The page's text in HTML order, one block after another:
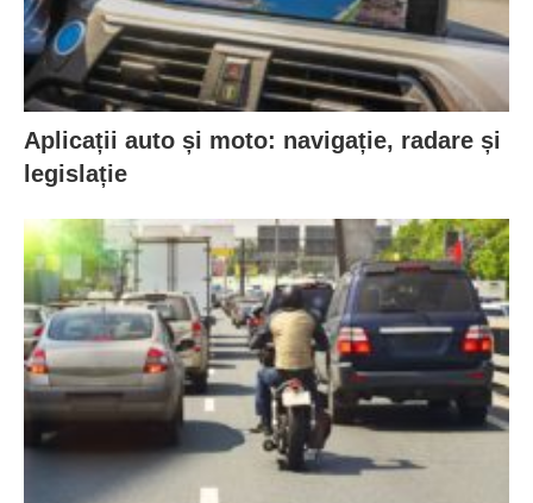
Aplicații auto și moto: navigație, radare și
legislație